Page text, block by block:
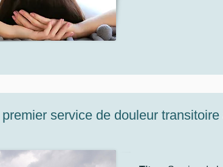
service de douleur